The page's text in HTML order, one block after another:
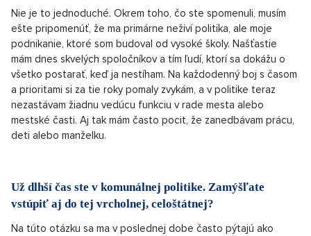
Nie je to jednoduché. Okrem toho, čo ste spomenuli, musím
ešte pripomenúť, že ma primárne neživí politika, ale moje
podnikanie, ktoré som budoval od vysoké školy. Našťastie
mám dnes skvelých spoločníkov a tím ľudí, ktorí sa dokážu o
všetko postarať, keď ja nestíham. Na každodenný boj s časom
a prioritami si za tie roky pomaly zvykám, a v politike teraz
nezastávam žiadnu vedúcu funkciu v rade mesta alebo
mestské časti. Aj tak mám často pocit, že zanedbávam prácu,
deti alebo manželku.
Už dlhší čas ste v komunálnej politike. Zamýšľate
vstúpiť aj do tej vrcholnej, celoštátnej?
Na túto otázku sa ma v poslednej dobe často pýtajú ako